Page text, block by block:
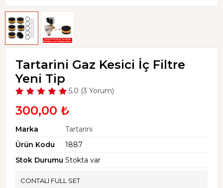
Tartarini Gaz Kesici İç Filtre
Yeni Tip
5.0 (3 Yorum)
300,00 ₺
Marka
Tartarini
Ürün Kodu
1887
Stok Durumu Stokta var
CONTALI FULL SET